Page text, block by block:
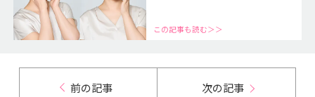
この記事も読む＞＞
前の記事 次の記事